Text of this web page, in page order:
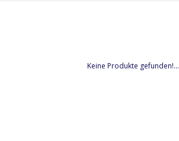
Keine Produkte gefunden!...